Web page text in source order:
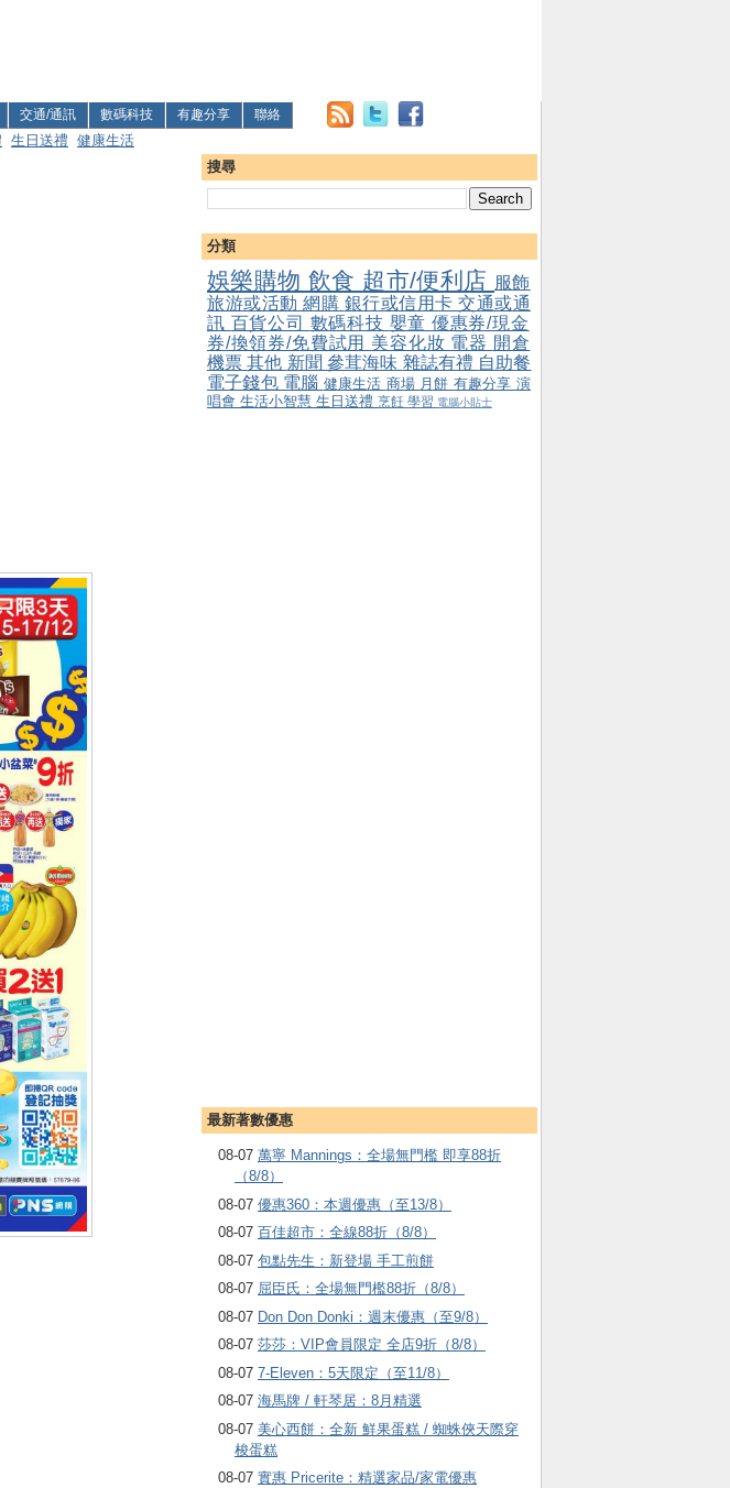
交通/通訊 數碼科技 有趣分享 聯絡
生日送禮 健康生活
搜尋
分類
娛樂購物 飲食 超市/便利店 服飾
旅游或活動 網購 銀行或信用卡 交通或通
訊 百貨公司 數碼科技 嬰童 優惠券/現金
券/換領券/免費試用 美容化妝 電器 開倉
機票其他 新聞參茸海味 雜誌有禮 自助餐
電子錢包 電腦 健康生活 商場 月餅 有趣分享 演
唱會 生活小智慧 生日送禮 烹飪 學習 電腦小貼士
最新著數優惠
08-07 萬寧 Mannings：全場無門檻 即享88折
（8/8）
08-07 優惠360：本週優惠（至13/8）
08-07 百佳超市：全線88折（8/8）
08-07 包點先生：新登場 手工煎餅
08-07 屈臣氏：全場無門檻88折（8/8）
08-07 Don Don Donki：週末優惠（至9/8）
08-07 莎莎：VIP會員限定 全店9折（8/8）
08-07 7-Eleven：5天限定（至11/8）
08-07 海馬牌 / 軒琴居：8月精選
08-07 美心西餅：全新 鮮果蛋糕 / 蜘蛛俠天際穿
梭蛋糕
08-07 實惠 Pricerite：精選家品/家電優惠